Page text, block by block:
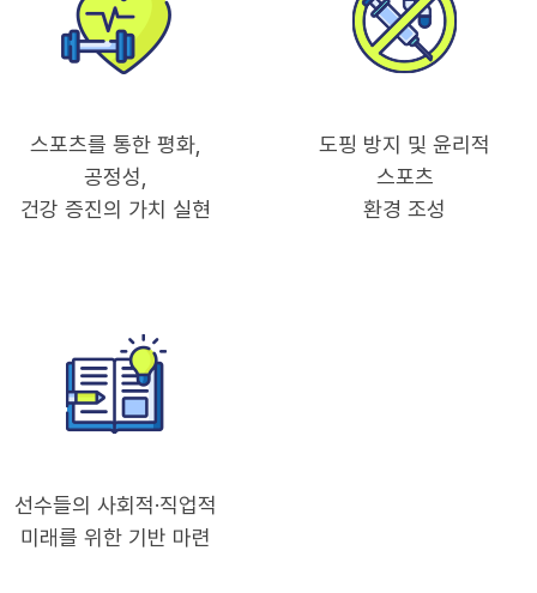
스포츠를 통한 평화,
공정성,
건강 증진의 가치 실현
도핑 방지 및 윤리적
스포츠
환경 조성
선수들의 사회적·직업적
미래를 위한 기반 마련